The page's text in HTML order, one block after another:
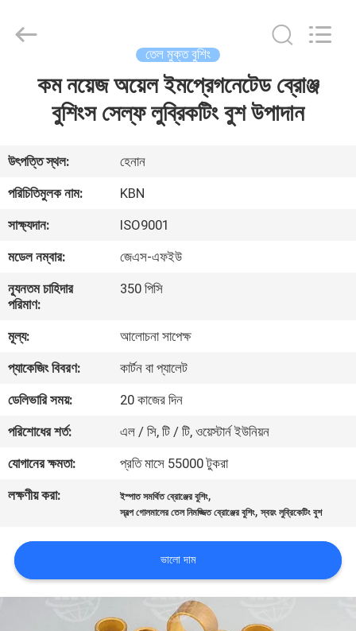
আমাদের
সম্পর্কে
কারখানা
ভ্রমণ
মান
নিয়ন্ত্রণ
যোগাযোগ
করুন
উদ্ধৃতির
আবেদন
তেল মুক্ত বুশিং
কম নয়েজ অয়েল ইমপ্রেগনেটেড ব্রোঞ্জ
বুশিংস সেল্ফ লুব্রিকটিং বুশ উপাদান
উৎপত্তি স্থল:
হেনান
পরিচিতিমুলক নাম:
KBN
সাক্ষ্যদান:
ISO9001
মডেল নম্বার:
জেএস-এফইউ
ন্যূনতম চাহিদার
পরিমাণ:
350 পিসি
মূল্য:
আলোচনা সাপেক্ষ
প্যাকেজিং বিবরণ:
কার্টন বা প্যালেট
ডেলিভারি সময়:
20 কাজের দিন
পরিশোধের শর্ত:
এল / সি, টি / টি, ওয়েস্টার্ন ইউনিয়ন
যোগানের ক্ষমতা:
প্রতি মাসে 55000 টুকরা
লক্ষণীয় করা:
ইস্পাত সমর্থিত ব্রোঞ্জের বুশিং,
স্বল্প গোলমালের তেল নিমজ্জিত ব্রোঞ্জের বুশিং,স্বয়ং লুব্রিকেটিং বুশ
ভালো দাম